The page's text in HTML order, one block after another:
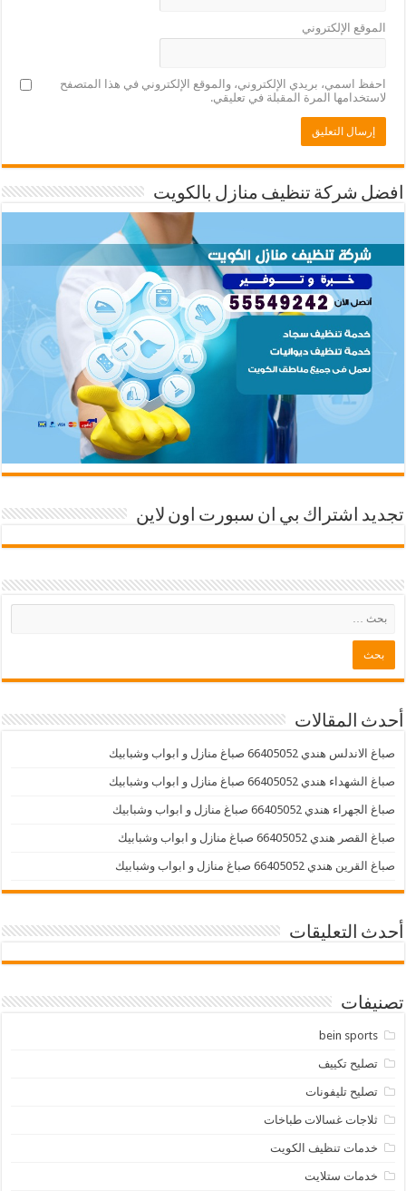
الموقع الإلكتروني
احفظ اسمي، بريدي الإلكتروني، والموقع الإلكتروني في هذا المتصفح
لاستخدامها المرة المقبلة في تعليقي.
افضل شركة تنظيف منازل بالكويت
تجديد اشتراك بي ان سبورت اون لاين
أحدث المقالات
صباغ الاندلس هندي 66405052 صباغ منازل و ابواب وشبابيك
صباغ الشهداء هندي 66405052 صباغ منازل و ابواب وشبابيك
صباغ الجهراء هندي 66405052 صباغ منازل و ابواب وشبابيك
صباغ القصر هندي 66405052 صباغ منازل و ابواب وشبابيك
صباغ القرين هندي 66405052 صباغ منازل و ابواب وشبابيك
أحدث التعليقات
تصنيفات
bein sports
تصليح تكييف
تصليح تليفونات
ثلاجات غسالات طباخات
خدمات تنظيف الكويت
خدمات ستلايت